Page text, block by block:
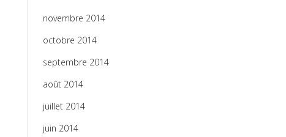
novembre 2014
octobre 2014
septembre 2014
août 2014
juillet 2014
juin 2014